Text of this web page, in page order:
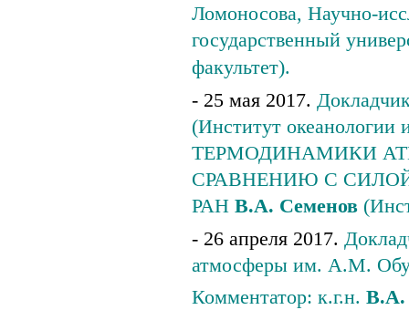
Ломоносова, Научно-
государственный
факультет).
- 25 мая 2017.
(Институт
ТЕРМОДИНАМИКИ
СРАВНЕНИЮ С СИЛОЙ
РАН В.А. Семенов
- 26 апреля 2017.
атмосферы им. А.М.
Комментатор: к.г.н. В.А.